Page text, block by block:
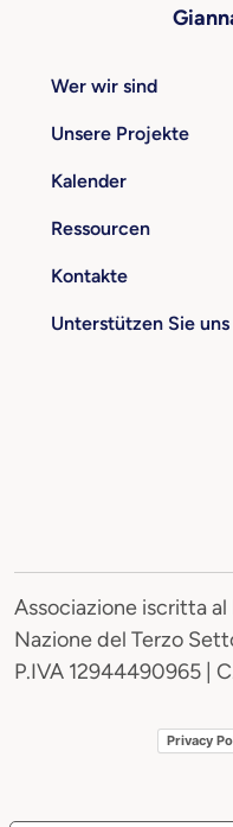
Wer wir sind
Unsere Projekte
Kalender
Ressourcen
Kontakte
Unterstützen Sie uns
Associazione iscritta
Nazione del Terzo
P.IVA 12944490965 |
Privacy